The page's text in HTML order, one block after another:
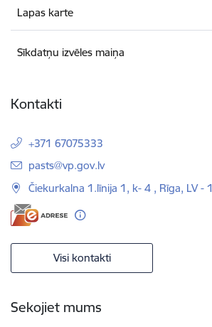
Lapas karte
Sīkdatņu izvēles maiņa
Kontakti
+371 67075333
E-pasts:
pasts@vp.gov.lv
Čiekurkalna 1.līnija 1, k- 4 , Rīga, LV -
Visi kontakti
Sekojiet mums